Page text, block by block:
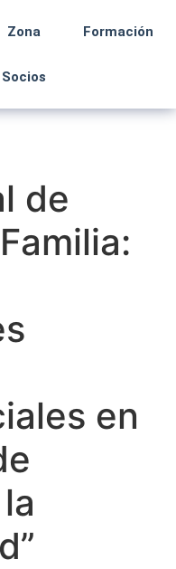
Zona
Socios
Formación
de
en